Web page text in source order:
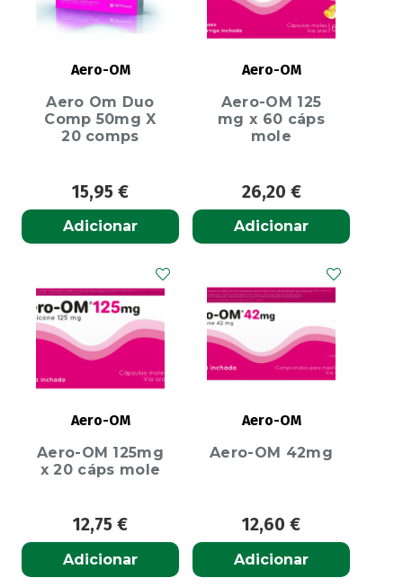
Aero-OM
Aero Om Duo
Comp 50mg X
20 comps
15,95 €
Adicionar
Aero-OM
Aero-OM 125
mg x 60 cáps
mole
26,20 €
Adicionar
Aero-OM
Aero-OM 125mg
x 20 cáps mole
12,75 €
Adicionar
Aero-OM
Aero-OM 42mg
12,60 €
Adicionar